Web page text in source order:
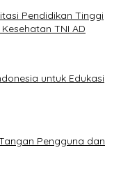
Pendidikan Tinggi
TNI AD
untuk Edukasi
Pengguna dan